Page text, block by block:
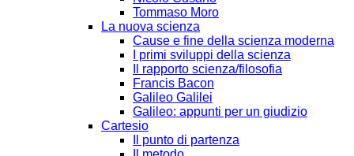
Tommaso Moro
La nuova scienza
Cause e fine della scienza moderna
I primi sviluppi della scienza
Il rapporto scienza/filosofia
Francis Bacon
Galileo Galilei
Galileo: appunti per un giudizio
Cartesio
Il punto di partenza